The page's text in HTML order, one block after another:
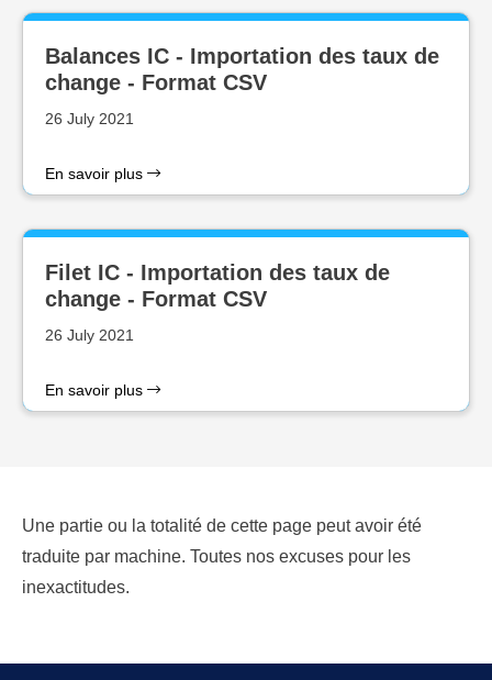
Balances IC - Importation des taux de
change - Format CSV
26 July 2021
En savoir plus
Filet IC - Importation des taux de
change - Format CSV
26 July 2021
En savoir plus
Une partie ou la totalité de cette page peut avoir été
traduite par machine. Toutes nos excuses pour les
inexactitudes.